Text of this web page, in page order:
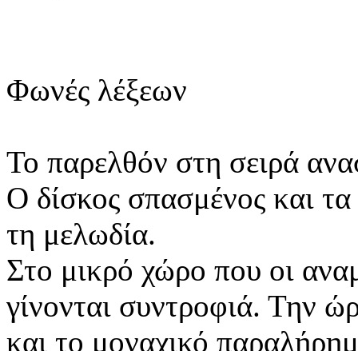
Φωνές λέξεων
Το παρελθόν στη σειρά
Ο δίσκος σπασμένος και
τη μελωδία.
Στο μικρό χώρο που οι
γίνονται συντροφιά. Την
και το μοναχικό